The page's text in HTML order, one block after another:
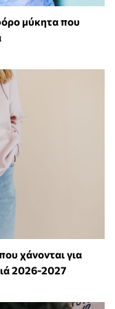
μύκητα που
χάνονται για
2026-2027